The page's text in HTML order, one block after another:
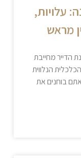
עלויות,
מראש
הדייר מחייבת
הנלווית
בוחנים את